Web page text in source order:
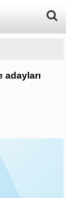
adayları